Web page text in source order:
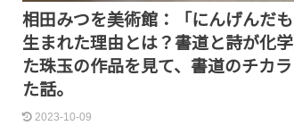
相田みつを美術館：「にんげんだ
生まれた理由とは？書道と詩が化
た珠玉の作品を見て、書道のチカ
た話。
2023-10-09